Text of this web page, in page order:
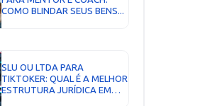
COMO BLINDAR SEUS BENS...
SLU OU LTDA PARA
TIKTOKER: QUAL É A MELHOR
ESTRUTURA JURÍDICA EM
2026?...